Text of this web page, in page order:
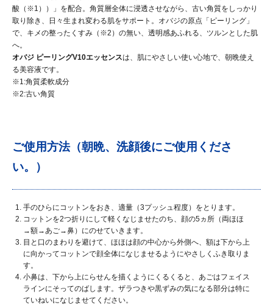
酸（※1））」を配合。角質層全体に浸透させながら、古い角質をしっかり
取り除き、日々生まれ変わる肌をサポート。オバジの原点「ピーリング」
で、キメの整ったくすみ（※2）の無い、透明感あふれる、ツルンとした肌
へ。
オバジ ピーリングV10エッセンスは、肌にやさしい使い心地で、朝晩使え
る美容液です。
※1:角質柔軟成分
※2:古い角質
ご使用方法（朝晩、洗顔後にご使用くださ
い。）
手のひらにコットンをおき、適量（3プッシュ程度）をとります。
コットンを2つ折りにして軽くなじませたのち、顔の5ヵ所（両ほほ
→額→あご→鼻）にのせていきます。
目と口のまわりを避けて、ほほは顔の中心から外側へ、額は下から上
に向かってコットンで顔全体になじませるようにやさしくふき取りま
す。
小鼻は、下から上にらせんを描くようにくるくると、あごはフェイス
ラインにそってのばします。ザラつきや黒ずみの気になる部分は特に
ていねいになじませてください。